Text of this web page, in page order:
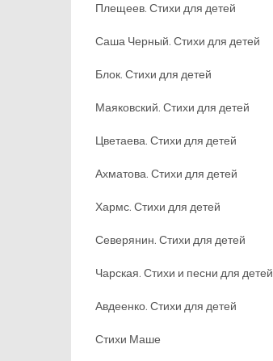
Плещеев. Стихи для детей
Саша Черный. Стихи для детей
Блок. Стихи для детей
Маяковский. Стихи для детей
Цветаева. Стихи для детей
Ахматова. Стихи для детей
Хармс. Стихи для детей
Северянин. Стихи для детей
Чарская. Стихи и песни для детей
Авдеенко. Стихи для детей
Стихи Маше